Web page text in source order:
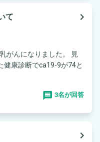
て
navigate_next
がんになりました。 見
健康診断でca19-9が74と
3名が回答
navigate_next